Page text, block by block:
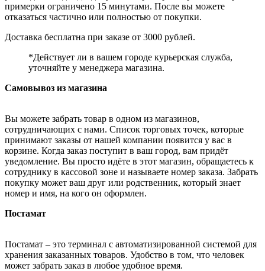
примерки ограничено 15 минутами. После вы можете
отказаться частично или полностью от покупки.
Доставка бесплатна при заказе от 3000 рублей.
*Действует ли в вашем городе курьерская служба,
уточняйте у менеджера магазина.
Самовывоз из магазина
Вы можете забрать товар в одном из магазинов,
сотрудничающих с нами. Список торговых точек, которые
принимают заказы от нашей компании появится у вас в
корзине. Когда заказ поступит в ваш город, вам придёт
уведомление. Вы просто идёте в этот магазин, обращаетесь к
сотруднику в кассовой зоне и называете номер заказа. Забрать
покупку может ваш друг или родственник, который знает
номер и имя, на кого он оформлен.
Постамат
Постамат – это терминал с автоматизированной системой для
хранения заказанных товаров. Удобство в том, что человек
может забрать заказ в любое удобное время.